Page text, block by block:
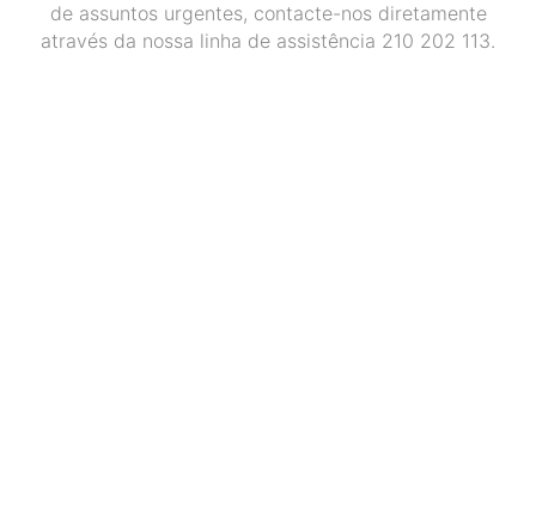
de assuntos urgentes, contacte-nos diretamente
através da nossa linha de assistência 210 202 113.